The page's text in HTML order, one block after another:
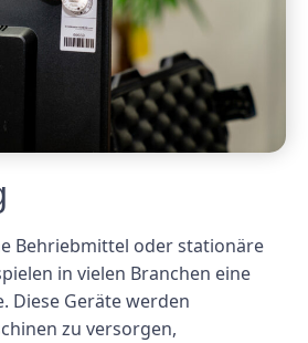
Behriebmittel oder stationäre
in vielen Branchen eine
Diese Geräte werden
zu versorgen,